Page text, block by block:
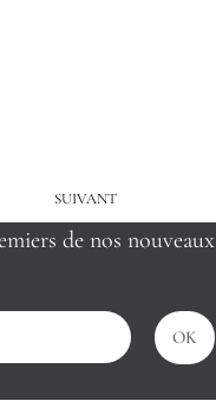
SUIVANT
de nos nouveaux
OK